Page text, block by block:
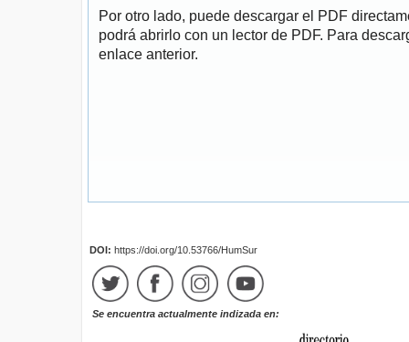
Por otro lado, puede descargar el PDF
podrá abrirlo con un lector de PDF. Para
enlace anterior.
DOI: https://doi.org/10.53766/HumSur
Se encuentra actualmente indizada en: